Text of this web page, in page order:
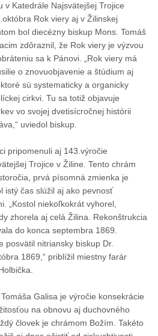
v Katedrále Najsvätejšej Trojice
Rok viery aj v Žilinskej
bol diecézny biskup Mons. Tomáš
zdôraznil, že Rok viery je výzvou
sa k Pánovi. „Rok viery má
o znovuobjavenie a štúdium aj
sú systematicky a organicky
cirkvi. Tu sa totiž objavuje
vo svojej dvetisícročnej histórii
uviedol biskup.
pripomenuli aj 143.výročie
Trojice v Žiline. Tento chrám
prvá písomná zmienka je
istý čas slúžil aj ako pevnosť
„Kostol niekoľkokrát vyhorel,
zhorela aj celá Žilina. Rekonštrukcia
do konca septembra 1869.
posvätil nitriansky biskup Dr.
1869,“ priblížil miestny farár
Galisa je výročie konsekrácie
na obnovu aj duchovného
človek je chrámom Božím. Takéto